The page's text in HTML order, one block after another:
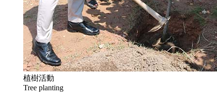
植樹活動
Tree planting